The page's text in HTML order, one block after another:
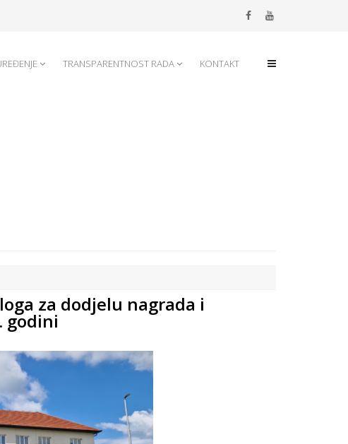
TRANSPARENTNOST RADA KONTAKT
za dodjelu nagrada i
godini